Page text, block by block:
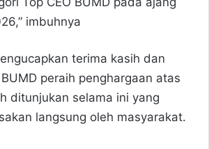
imbuhnya
terima kasih dan
peraih penghargaan atas
ditunjukan selama ini yang
langsung oleh masyarakat.